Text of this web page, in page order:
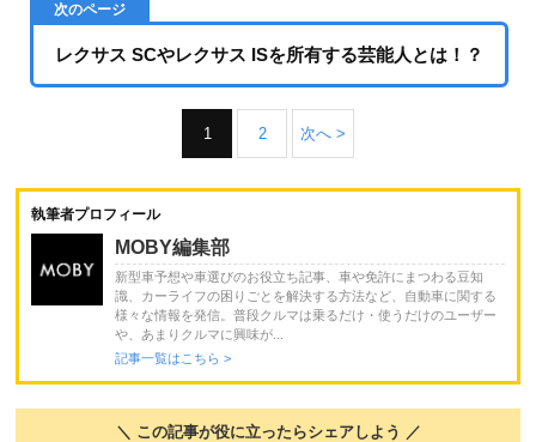
レクサス SCやレクサス ISを所有する芸能人とは！？
1 2 次へ >
執筆者プロフィール
MOBY編集部
新型車予想や車選びのお役立ち記事、車や免許にまつわる豆知
識、カーライフの困りごとを解決する方法など、自動車に関する
様々な情報を発信。普段クルマは乗るだけ・使うだけのユーザー
や、あまりクルマに興味が...
記事一覧はこちら >
＼ この記事が役に立ったらシェアしよう ／